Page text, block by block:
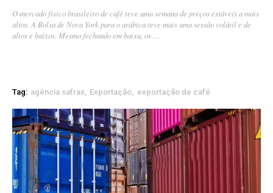
O mercado físico brasileiro de café teve uma semana de preços estáveis a mais
altos. A Bolsa de Nova York para o arábica teve mais uma sessão volátil e de
altos e baixos. Mesmo fechando em baixa, os …
Tag: agência safras Exportação exportação de café